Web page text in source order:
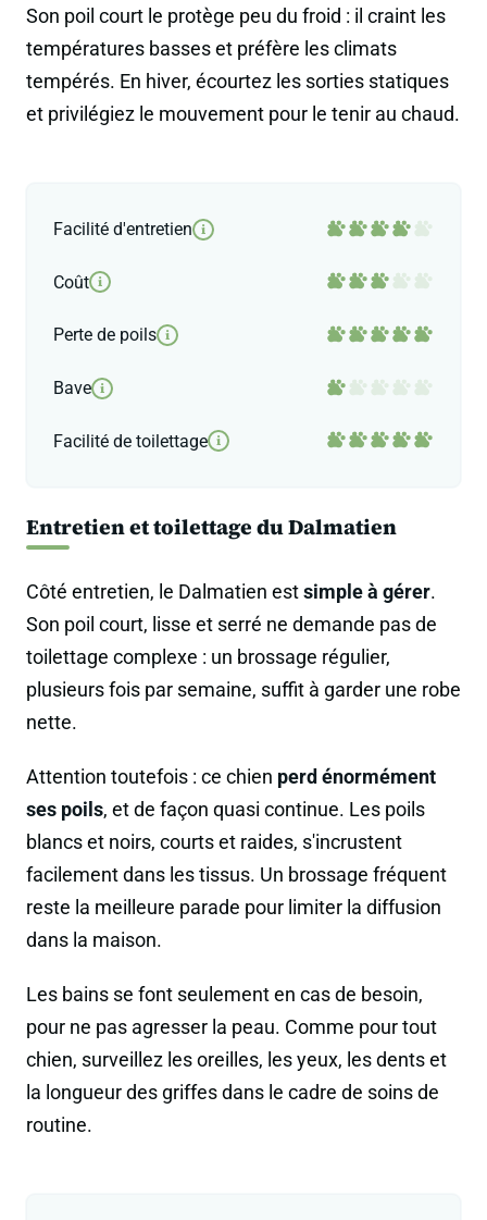
Son poil court le protège peu du froid : il craint les
températures basses et préfère les climats
tempérés. En hiver, écourtez les sorties statiques
et privilégiez le mouvement pour le tenir au chaud.
Facilité d'entretien i
Coût i
Perte de poils i
Bave i
Facilité de toilettage i
Entretien et toilettage du Dalmatien
Côté entretien, le Dalmatien estsimple à gérer.
Son poil court, lisse et serré ne demande pas de
toilettage complexe : un brossage régulier,
plusieurs fois par semaine, suffit à garder une robe
nette.
Attention toutefois : ce chien perd énormément
ses poils, et de façon quasi continue. Les poils
blancs et noirs, courts et raides, s'incrustent
facilement dans les tissus. Un brossage fréquent
reste la meilleure parade pour limiter la diffusion
dans la maison.
Les bains se font seulement en cas de besoin,
pour ne pas agresser la peau. Comme pour tout
chien, surveillez les oreilles, les yeux, les dents et
la longueur des griffes dans le cadre de soins de
routine.